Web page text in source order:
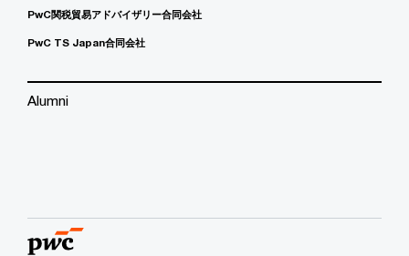
PwC関税貿易アドバイザリー合同会社
PwC TS Japan合同会社
Alumni